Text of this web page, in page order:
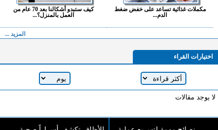
مكملات غذائية تساعد على خفض ضغط
الدم...
كيف ستبدو أشكالنا بعد 70 عام من
العمل بالمنزل؟...
المزيد ...
اختيارات القراء
لا يوجد مقالات